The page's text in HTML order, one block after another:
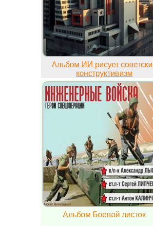
Альбом ИИ рисует
конструктивизм
Альбом Боевой листок